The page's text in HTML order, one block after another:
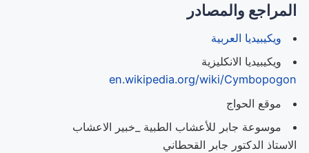
المراجع والمصادر
ويكيبيديا العربية
ويكيبيديا الانكليزية
en.wikipedia.org/wiki/Cymbopogon
موقع الحواج
موسوعة جابر للأعشاب الطبية _خبير الاعشاب
الاستاذ الدكتور جابر القحطاني